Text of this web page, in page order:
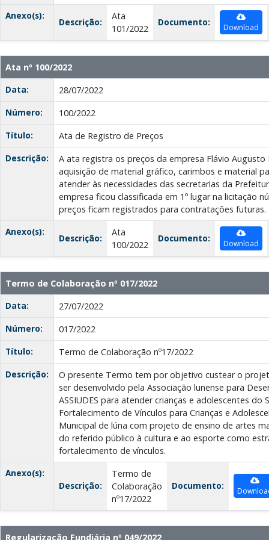
Anexo(s):
Descrição:
Ata
101/2022
Documento: Download
Ata nº 100/2022
Data:
28/07/2022
Número:
100/2022
Título:
Ata de Registro de Preços
Descrição:
A ata registra os preços da empresa Flávio
aquisição de material gráfico, carimbos e material
atender às necessidades das secretarias da
empresa ficou classificada em 1º lugar na licitação
preços ficam registrados para contratações futuras.
Anexo(s):
Descrição:
Ata
100/2022
Documento: Download
Termo de Colaboração nº 017/2022
Data:
27/07/2022
Número:
017/2022
Título:
Termo de Colaboração nº17/2022
Descrição:
O presente Termo tem por objetivo custear o
ser desenvolvido pela Associação lunense para
ASSIUDES para atender crianças e adolescentes do
Fortalecimento de Vínculos para Crianças e
Municipal de lúna com projeto de ensino de artes
do referido público à cultura e ao esporte como
fortalecimento de vínculos.
Anexo(s):
Descrição:
Termo de
Colaboração
nº17/2022
Documento:
Regularização Fundiária nº 049/2022